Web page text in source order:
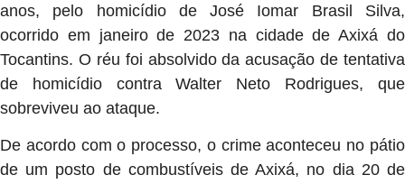
anos, pelo homicídio de José Iomar Brasil Silva,
ocorrido em janeiro de 2023 na cidade de Axixá do
Tocantins. O réu foi absolvido da acusação de tentativa
de homicídio contra Walter Neto Rodrigues, que
sobreviveu ao ataque.
De acordo com o processo, o crime aconteceu no pátio
de um posto de combustíveis de Axixá, no dia 20 de